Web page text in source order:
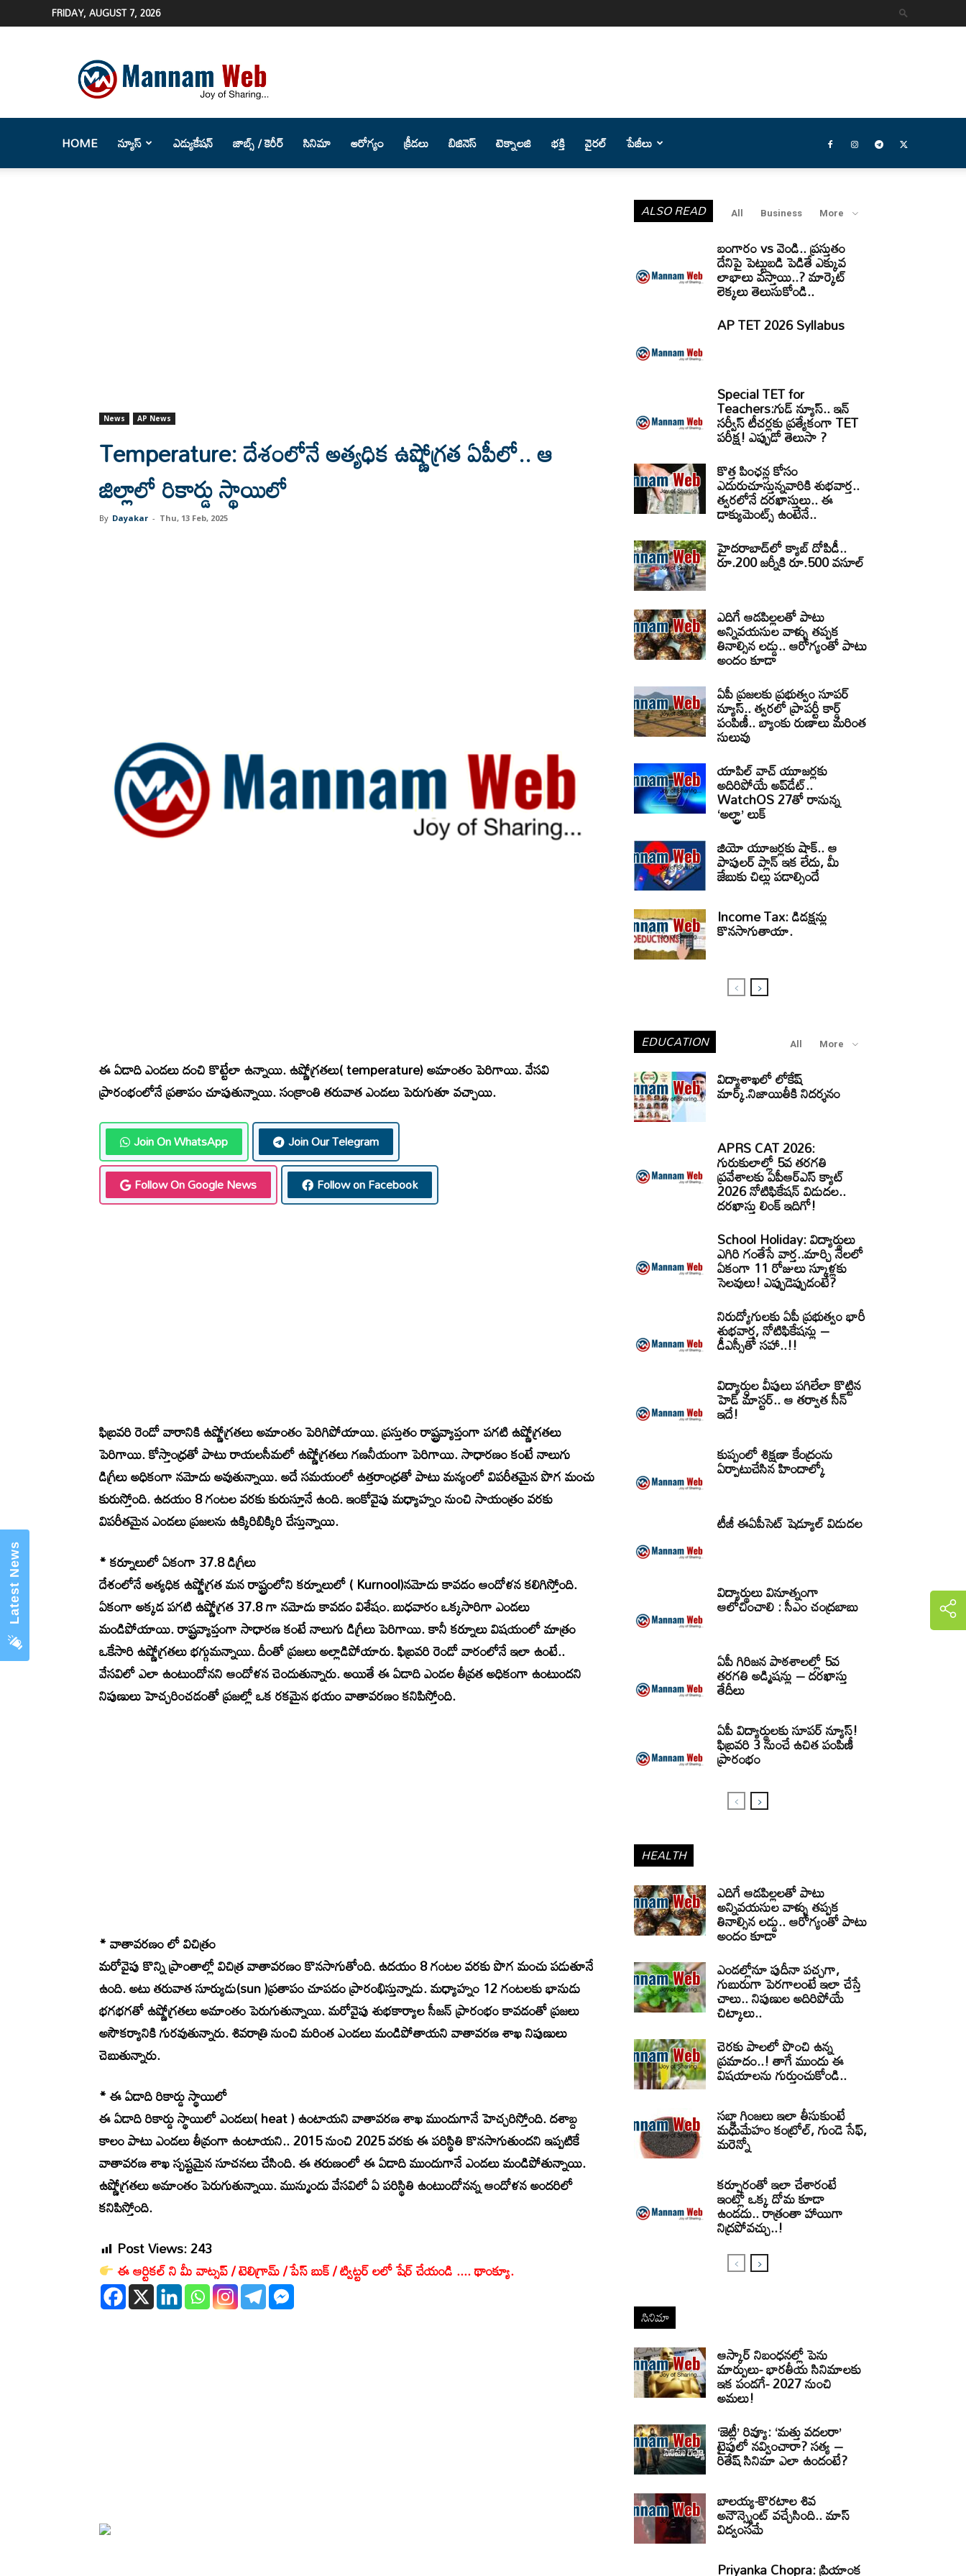
FRIDAY, AUGUST 7, 2026
Web
(మన్నం
News
HOME న్యూస్ ఎడ్యుకేషన్ జాబ్స్ / కెరీర్ సినిమా ఆరోగ్యం క్రీడలు బిజినెస్ టెక్నాలజి భక్తి వైరల్ పేజీలు
News AP News
Temperature: దేశంలోనే అత్యధిక ఉష్ణోగ్రత ఏపీలో.. ఆ
జిల్లాలో రికార్డు స్థాయిలో
By Dayakar - Thu, 13 Feb, 2025
ఈ ఏడాది ఎండలు దంచి కొట్టేలా ఉన్నాయి. ఉష్ణోగ్రతలు( temperature) అమాంతం పెరిగాయి. వేసవి
ప్రారంభంలోనే ప్రతాపం చూపుతున్నాయి. సంక్రాంతి తరువాత ఎండలు పెరుగుతూ వచ్చాయి.
Join On WhatsApp
Join Our Telegram
Follow On Google News
Follow on Facebook
ఫిబ్రవరి రెండో వారానికి ఉష్ణోగ్రతలు అమాంతం పెరిగిపోయాయి. ప్రస్తుతం రాష్ట్రవ్యాప్తంగా పగటి ఉష్ణోగ్రతలు
పెరిగాయి. కోస్తాంధ్రతో పాటు రాయలసీమలో ఉష్ణోగ్రతలు గణనీయంగా పెరిగాయి. సాధారణం కంటే నాలుగు
డిగ్రీలు అధికంగా నమోదు అవుతున్నాయి. అదే సమయంలో ఉత్తరాంధ్రతో పాటు మన్యంలో విపరీతమైన పొగ మంచు
కురుస్తోంది. ఉదయం 8 గంటల వరకు కురుస్తూనే ఉంది. ఇంకోవైపు మధ్యాహ్నం నుంచి సాయంత్రం వరకు
విపరీతమైన ఎండలు ప్రజలను ఉక్కిరిబిక్కిరి చేస్తున్నాయి.
* కర్నూలులో ఏకంగా 37.8 డిగ్రీలు
దేశంలోనే అత్యధిక ఉష్ణోగ్రత మన రాష్ట్రంలోని కర్నూలులో ( Kurnool)నమోదు కావడం ఆందోళన కలిగిస్తోంది.
ఏకంగా అక్కడ పగటి ఉష్ణోగ్రత 37.8 గా నమోదు కావడం విశేషం. బుధవారం ఒక్కసారిగా ఎండలు
మండిపోయాయి. రాష్ట్రవ్యాప్తంగా సాధారణ కంటే నాలుగు డిగ్రీలు పెరిగాయి. కానీ కర్నూలు విషయంలో మాత్రం
ఒకేసారి ఉష్ణోగ్రతలు భగ్గుమన్నాయి. దీంతో ప్రజలు అల్లాడిపోయారు. ఫిబ్రవరి రెండో వారంలోనే ఇలా ఉంటే..
వేసవిలో ఎలా ఉంటుందోనని ఆందోళన చెందుతున్నారు. అయితే ఈ ఏడాది ఎండల తీవ్రత అధికంగా ఉంటుందని
నిపుణులు హెచ్చరించడంతో ప్రజల్లో ఒక రకమైన భయం వాతావరణం కనిపిస్తోంది.
* వాతావరణం లో విచిత్రం
మరోవైపు కొన్ని ప్రాంతాల్లో విచిత్ర వాతావరణం కొనసాగుతోంది. ఉదయం 8 గంటల వరకు పొగ మంచు పడుతూనే
ఉంది. అటు తరువాత సూర్యుడు(sun )ప్రతాపం చూపడం ప్రారంభిస్తున్నాడు. మధ్యాహ్నం 12 గంటలకు భానుడు
భగభగతో ఉష్ణోగ్రతలు అమాంతం పెరుగుతున్నాయి. మరోవైపు శుభకార్యాల సీజన్ ప్రారంభం కావడంతో ప్రజలు
అసౌకర్యానికి గురవుతున్నారు. శివరాత్రి నుంచి మరింత ఎండలు మండిపోతాయని వాతావరణ శాఖ నిపుణులు
చెబుతున్నారు.
* ఈ ఏడాది రికార్డు స్థాయిలో
ఈ ఏడాది రికార్డు స్థాయిలో ఎండలు( heat ) ఉంటాయని వాతావరణ శాఖ ముందుగానే హెచ్చరిస్తోంది. దశాబ్ద
కాలం పాటు ఎండలు తీవ్రంగా ఉంటాయని.. 2015 నుంచి 2025 వరకు ఈ పరిస్థితి కొనసాగుతుందని ఇప్పటికే
వాతావరణ శాఖ స్పష్టమైన సూచనలు చేసింది. ఈ తరుణంలో ఈ ఏడాది ముందుగానే ఎండలు మండిపోతున్నాయి.
ఉష్ణోగ్రతలు అమాంతం పెరుగుతున్నాయి. మున్ముందు వేసవిలో ఏ పరిస్థితి ఉంటుందోనన్న ఆందోళన అందరిలో
కనిపిస్తోంది.
Post Views:243
ఈ ఆర్టికల్ ని మీ వాట్సప్ / టెలిగ్రామ్ / పేస్ బుక్ / ట్విట్టర్ లలో షేర్ చేయండి .... థాంక్యూ.
ALSO READ All Business More
బంగారం vs వెండి.. ప్రస్తుతం
దేనిపై పెట్టుబడి పెడితే ఎక్కువ
లాభాలు వస్తాయి..? మార్కెట్
లెక్కలు తెలుసుకోండి..
AP TET 2026 Syllabus
Special TET for
Teachers:గుడ్ న్యూస్.. ఇన్
సర్వీస్ టీచర్లకు ప్రత్యేకంగా TET
పరీక్ష! ఎప్పుడో తెలుసా ?
కొత్త పింఛన్ల కోసం
ఎదురుచూస్తున్నవారికి శుభవార్త..
త్వరలోనే దరఖాస్తులు.. ఈ
డాక్యుమెంట్స్ ఉంటేనే..
హైదరాబాద్‌లో క్యాబ్‌ దోపిడీ..
రూ.200 జర్నీకి రూ.500 వసూల్
ఎదిగే ఆడపిల్లలతో పాటు
అన్నివయసుల వాళ్ళు తప్పక
తినాల్సిన లడ్డు.. ఆరోగ్యంతో పాటు
అందం కూడా
ఏపీ ప్రజలకు ప్రభుత్వం సూపర్
న్యూస్.. త్వరలో ప్రాపర్టీ కార్డ్
పంపిణీ.. బ్యాంకు రుణాలు మరింత
సులువు
యాపిల్ వాచ్ యూజర్లకు
అదిరిపోయే అప్‌డేట్..
WatchOS 27తో రానున్న
‘అల్ట్రా’ లుక్
జియో యూజర్లకు షాక్.. ఆ
పాపులర్ ప్లాన్ ఇక లేదు, మీ
జేబుకు చిల్లు పడాల్సిందే
Income Tax: డిడక్షన్లు
కొనసాగుతాయా.
EDUCATION All More
విద్యాశాఖలో లోకేష్
మార్క్.నిజాయితీకి నిదర్శనం
APRS CAT 2026:
గురుకులాల్లో 5వ తరగతి
ప్రవేశాలకు ఏపీఆర్‌ఎస్‌ క్యాట్‌
2026 నోటిఫికేషన్‌ విడుదల..
దరఖాస్తు లింక్‌ ఇదిగో!
School Holiday: విద్యార్థులు
ఎగిరి గంతేసే వార్త..మార్చి నెలలో
ఏకంగా 11 రోజులు స్కూళ్లకు
సెలవులు! ఎప్పుడెప్పుడంటే?
నిరుద్యోగులకు ఏపీ ప్రభుత్వం భారీ
శుభవార్త, నోటిఫికేషన్లు –
డీఎస్సీతో సహా..!!
విద్యార్ధుల వీపులు పగిలేలా కొట్టిన
హెడ్ మాస్టర్.. ఆ తర్వాత సీన్‌
ఇదే!
కుప్పంలో శిక్షణా కేంద్రంను
ఏర్పాటుచేసిన హిందాల్కో
టీజీ ఈఏపీసెట్‌ షెడ్యూల్‌ విడుదల
విద్యార్థులు వినూత్నంగా
ఆలోచించాలి : సీఎం చంద్రబాబు
ఏపీ గిరిజన పాఠశాలల్లో 5వ
తరగతి అడ్మిషన్లు – దరఖాస్తు
తేదీలు
ఏపీ విద్యార్థులకు సూపర్ న్యూస్!
ఫిబ్రవరి 3 నుంచే ఉచిత పంపిణీ
ప్రారంభం
HEALTH
ఎదిగే ఆడపిల్లలతో పాటు
అన్నివయసుల వాళ్ళు తప్పక
తినాల్సిన లడ్డు.. ఆరోగ్యంతో పాటు
అందం కూడా
ఎండల్లోనూ పుదీనా పచ్చగా,
గుబురుగా పెరగాలంటే ఇలా చేస్తే
చాలు.. నిపుణుల అదిరిపోయే
చిట్కాలు..
చెరకు పాలలో పొంచి ఉన్న
ప్రమాదం..! తాగే ముందు ఈ
విషయాలను గుర్తుంచుకోండి..
సబ్జా గింజలు ఇలా తీసుకుంటే
మధుమేహం కంట్రోల్, గుండె సేఫ్,
మరెన్నో
కర్పూరంతో ఇలా చేశారంటే
ఇంట్లో ఒక్క దోమ కూడా
ఉండదు.. రాత్రంతా హాయిగా
నిద్రపోవచ్చు..!
సినిమా
ఆస్కార్ నిబంధనల్లో పెను
మార్పులు- భారతీయ సినిమాలకు
ఇక పండగే- 2027 నుంచి
అమలు!
‘జెట్లీ’ రివ్యూ: ‘మత్తు వదలరా’
టైపులో నవ్వించారా? సత్య –
రితేష్ సినిమా ఎలా ఉందంటే?
బాలయ్య-కొరటాల శివ
అనౌన్స్మెంట్ వచ్చేసింది.. మాస్
విద్వంసమే
Priyanka Chopra: ప్రియాంక
Mannam Web (మన్నం వెబ్ )- Telugu